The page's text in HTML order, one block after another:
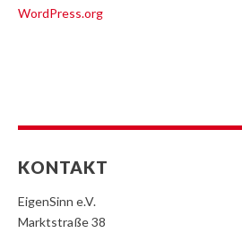
WordPress.org
KONTAKT
EigenSinn e.V.
Marktstraße 38